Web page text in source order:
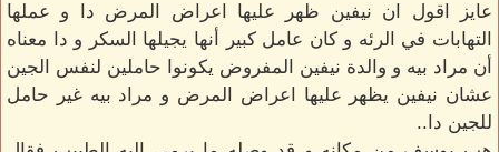
عايز اقول ان نيفين ظهر عليها اعراض المرض دا و عملها
التهابات في الرئه و كان عامل كبير أنها يجيلها السكر و دا معناه
أن مراد بيه و والدة نيفين المفروض يكونوا حاملين لنفس الجين
عشان نيفين يظهر عليها اعراض المرض و مراد بيه غير حامل
للجين دا..